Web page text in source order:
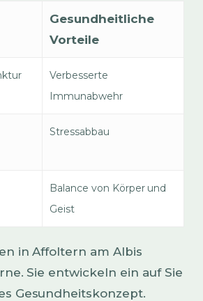
Gesundheitliche
Vorteile
Verbesserte
Immunabwehr
Stressabbau
Balance von Körper und
Geist
in Affoltern am Albis
Sie entwickeln ein auf Sie
Gesundheitskonzept.